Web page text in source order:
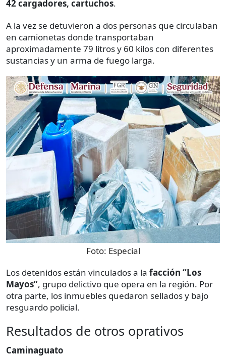
42 cargadores, cartuchos.
A la vez se detuvieron a dos personas que circulaban
en camionetas donde transportaban
aproximadamente 79 litros y 60 kilos con diferentes
sustancias y un arma de fuego larga.
Foto: Especial
Los detenidos están vinculados a la facción “Los
Mayos”, grupo delictivo que opera en la región. Por
otra parte, los inmuebles quedaron sellados y bajo
resguardo policial.
Resultados de otros oprativos
Caminaguato